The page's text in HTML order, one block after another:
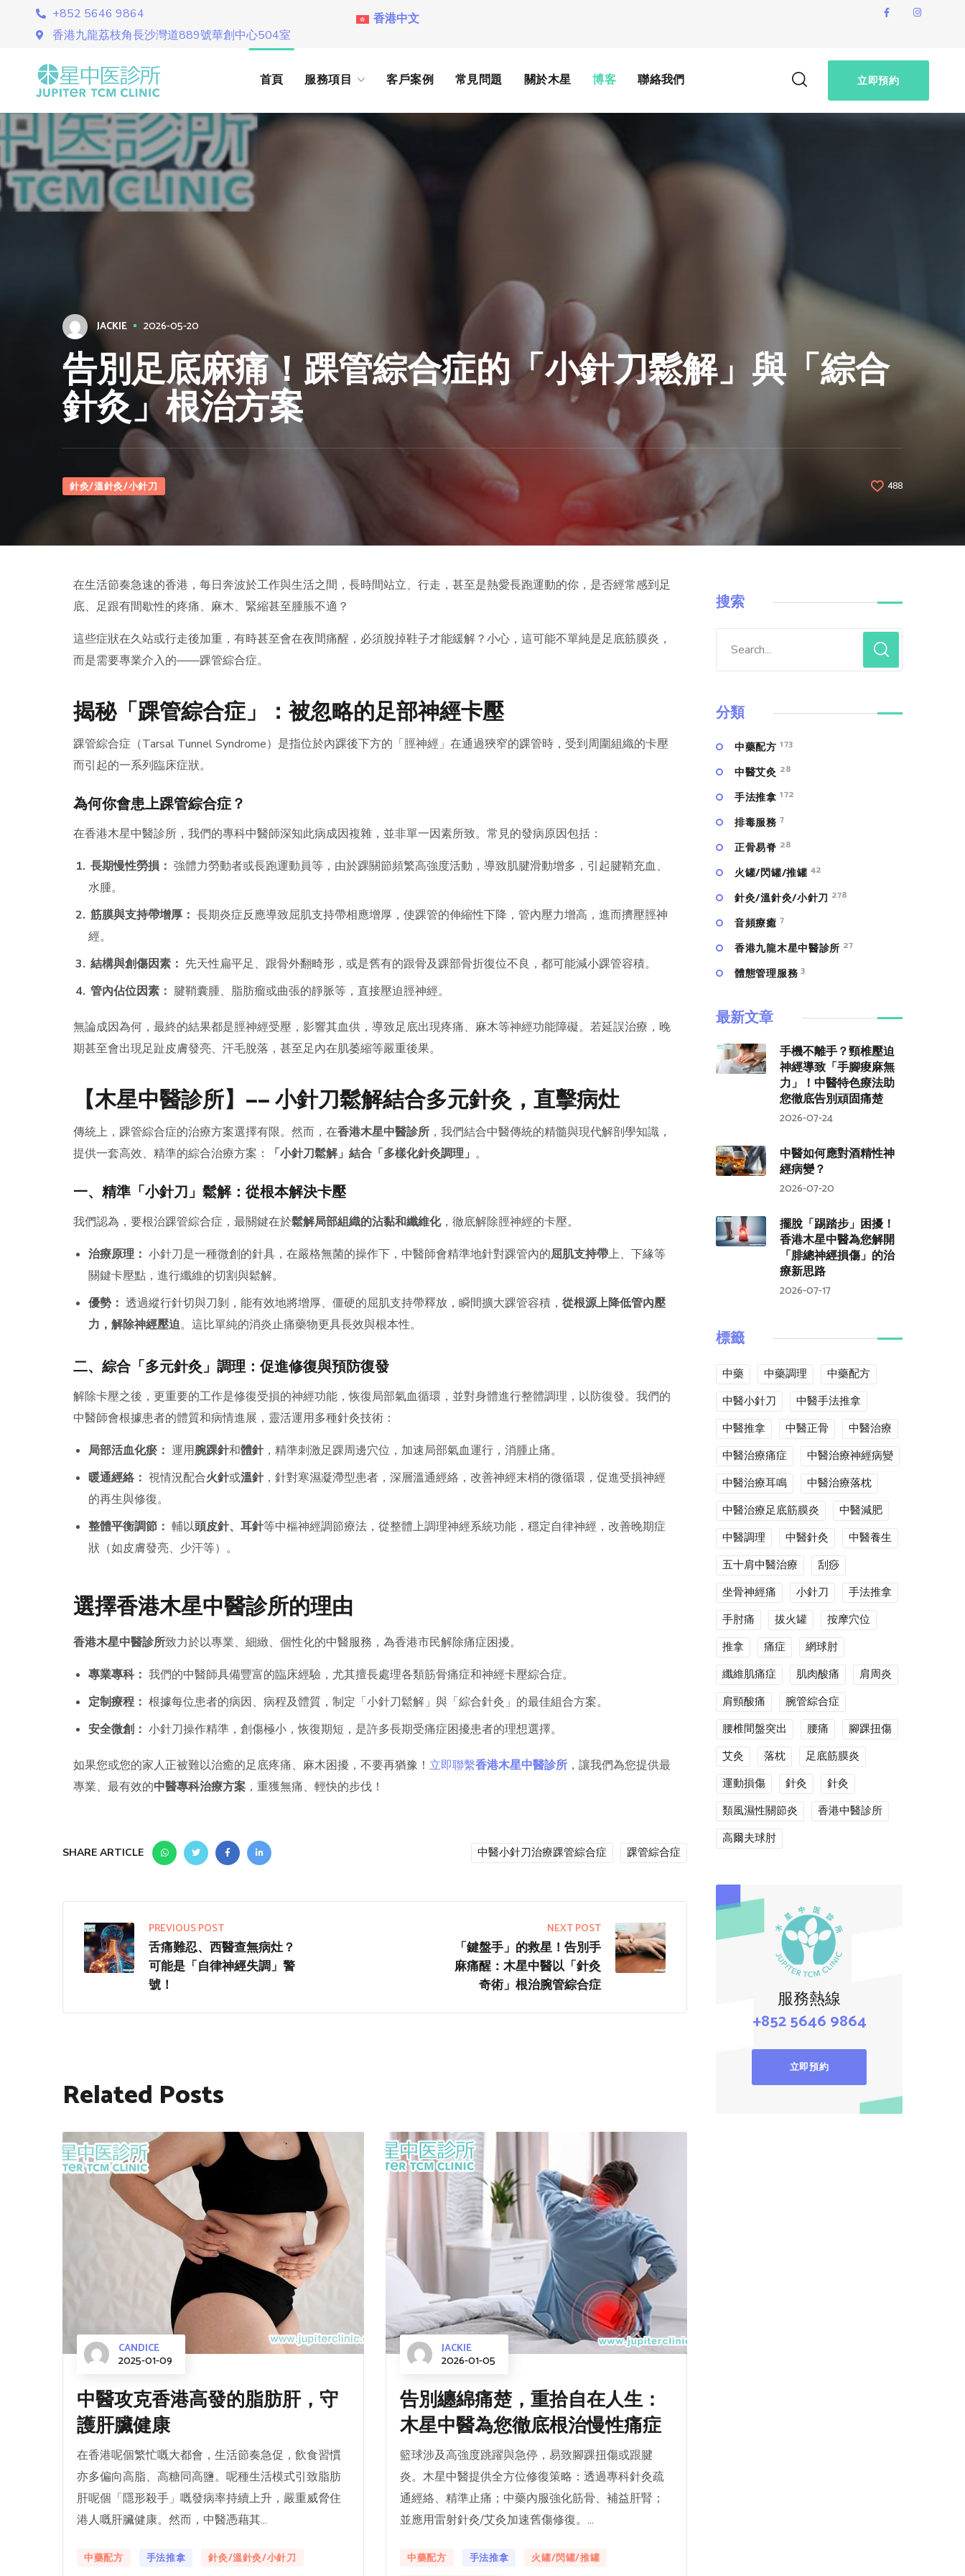
+852 5646 9864
香港九龍荔枝角長沙灣道889號華創中心504室
香港中文
首頁 服務項目 客戶案例 常見問題 關於木星 博客 聯絡我們 立即預約
JACKIE 2026-05-20
告別足底麻痛！踝管綜合症的「小針刀鬆解」與「綜合
針灸」根治方案
針灸/溫針灸/小針刀 488
在生活節奏急速的香港，每日奔波於工作與生活之間，長時間站立、行走，甚至是熱愛長跑運動的你，是否經常感到足
底、足跟有間歇性的疼痛、麻木、緊縮甚至腫脹不適？
這些症狀在久站或行走後加重，有時甚至會在夜間痛醒，必須脫掉鞋子才能緩解？小心，這可能不單純是足底筋膜炎，
而是需要專業介入的——踝管綜合症。
揭秘「踝管綜合症」：被忽略的足部神經卡壓
踝管綜合症（Tarsal Tunnel Syndrome）是指位於內踝後下方的「脛神經」在通過狹窄的踝管時，受到周圍組織的卡壓
而引起的一系列臨床症狀。
為何你會患上踝管綜合症？
在香港木星中醫診所，我們的專科中醫師深知此病成因複雜，並非單一因素所致。常見的發病原因包括：
長期慢性勞損： 強體力勞動者或長跑運動員等，由於踝關節頻繁高強度活動，導致肌腱滑動增多，引起腱鞘充血、
水腫。
筋膜與支持帶增厚： 長期炎症反應導致屈肌支持帶相應增厚，使踝管的伸縮性下降，管內壓力增高，進而擠壓脛神
經。
結構與創傷因素： 先天性扁平足、跟骨外翻畸形，或是舊有的跟骨及踝部骨折復位不良，都可能減小踝管容積。
管內佔位因素： 腱鞘囊腫、脂肪瘤或曲張的靜脈等，直接壓迫脛神經。
無論成因為何，最終的結果都是脛神經受壓，影響其血供，導致足底出現疼痛、麻木等神經功能障礙。若延誤治療，晚
期甚至會出現足趾皮膚發亮、汗毛脫落，甚至足內在肌萎縮等嚴重後果。
【木星中醫診所】—— 小針刀鬆解結合多元針灸，直擊病灶
傳統上，踝管綜合症的治療方案選擇有限。然而，在香港木星中醫診所 ，我們結合中醫傳統的精髓與現代解剖學知識，
提供一套高效、精準的綜合治療方案：
「小針刀鬆解」結合「多樣化針灸調理」 。
一、精準「小針刀」鬆解：從根本解決卡壓
我們認為，要根治踝管綜合症，最關鍵在於鬆解局部組織的沾黏和纖維化，徹底解除脛神經的卡壓。
治療原理： 小針刀是一種微創的針具，在嚴格無菌的操作下，中醫師會精準地針對踝管內的屈肌支持帶上、下緣等
關鍵卡壓點，進行纖維的切割與鬆解。
優勢： 透過縱行針切與刀剝，能有效地將增厚、僵硬的屈肌支持帶釋放，瞬間擴大踝管容積， 從根源上降低管內壓
力，解除神經壓迫。這比單純的消炎止痛藥物更具長效與根本性。
二、綜合「多元針灸」調理：促進修復與預防復發
解除卡壓之後，更重要的工作是修復受損的神經功能，恢復局部氣血循環，並對身體進行整體調理，以防復發。我們的
中醫師會根據患者的體質和病情進展，靈活運用多種針灸技術：
局部活血化瘀： 運用腕踝針和體針，精準刺激足踝周邊穴位，加速局部氣血運行，消腫止痛。
暖通經絡： 視情況配合火針或溫針，針對寒濕凝滯型患者，深層溫通經絡，改善神經末梢的微循環，促進受損神經
的再生與修復。
整體平衡調節： 輔以頭皮針、耳針等中樞神經調節療法，從整體上調理神經系統功能，穩定自律神經，改善晚期症
狀（如皮膚發亮、少汗等）。
選擇香港木星中醫診所的理由
香港木星中醫診所致力於以專業、細緻、個性化的中醫服務，為香港市民解除痛症困擾。
專業專科： 我們的中醫師具備豐富的臨床經驗，尤其擅長處理各類筋骨痛症和神經卡壓綜合症。
定制療程： 根據每位患者的病因、病程及體質，制定「小針刀鬆解」與「綜合針灸」的最佳組合方案。
安全微創： 小針刀操作精準，創傷極小，恢復期短，是許多長期受痛症困擾患者的理想選擇。
如果您或您的家人正被難以治癒的足底疼痛、麻木困擾，不要再猶豫！ 立即聯繫香港木星中醫診所 ，讓我們為您提供最
專業、最有效的中醫專科治療方案 ，重獲無痛、輕快的步伐！
SHARE ARTICLE 中醫小針刀治療踝管綜合症 踝管綜合症
PREVIOUS POST
舌痛難忍、西醫查無病灶？
可能是「自律神經失調」警
號！
NEXT POST
「鍵盤手」的救星！告別手
麻痛醒：木星中醫以「針灸
奇術」根治腕管綜合症
Related Posts
CANDICE
2025-01-09
中醫攻克香港高發的脂肪肝，守
護肝臟健康
在香港呢個繁忙嘅大都會，生活節奏急促，飲食習慣
亦多偏向高脂、高糖同高鹽。呢種生活模式引致脂肪
肝呢個「隱形殺手」嘅發病率持續上升，嚴重威脅住
港人嘅肝臟健康。然而，中醫憑藉其...
中藥配方 手法推拿 針灸/溫針灸/小針刀
JACKIE
2026-01-05
告別纏綿痛楚，重拾自在人生：
木星中醫為您徹底根治慢性痛症
籃球涉及高強度跳躍與急停，易致腳踝扭傷或跟腱
炎。木星中醫提供全方位修復策略：透過專科針灸疏
通經絡、精準止痛；中藥內服強化筋骨、補益肝腎；
並應用雷射針灸/艾灸加速舊傷修復。...
中藥配方 手法推拿 火罐/閃罐/推罐
搜索
分類
中藥配方 173
中醫艾灸 28
手法推拿 172
排毒服務 7
正骨易脊 28
火罐/閃罐/推罐 42
針灸/溫針灸/小針刀 278
⾳頻療癒 7
香港九龍木星中醫診所 27
體態管理服務 3
最新文章
手機不離手？頸椎壓迫
神經導致「手腳痠麻無
力」！中醫特色療法助
您徹底告別頑固痛楚
2026-07-24
中醫如何應對酒精性神
經病變？
2026-07-20
擺脫「踢踏步」困擾！
香港木星中醫為您解開
「腓總神經損傷」的治
療新思路
2026-07-17
標籤
中藥 中藥調理
中藥配方
中醫小針刀
中醫手法推拿
中醫推拿
中醫正骨
中醫治療
中醫治療痛症
中醫治療神經病變
中醫治療耳鳴
中醫治療落枕
中醫治療足底筋膜炎
中醫減肥
中醫調理
中醫針灸
中醫養生
五十肩中醫治療
刮痧
坐骨神經痛
小針刀
手法推拿
手肘痛
拔火罐
按摩穴位
推拿
痛症
網球肘
纖維肌痛症
肌肉酸痛
肩周炎
肩頸酸痛
腕管綜合症
腰椎間盤突出
腰痛
腳踝扭傷
艾灸
落枕
足底筋膜炎
運動損傷
針灸
針灸
類風濕性關節炎
香港中醫診所
高爾夫球肘
服務熱線
+852 5646 9864
立即預約